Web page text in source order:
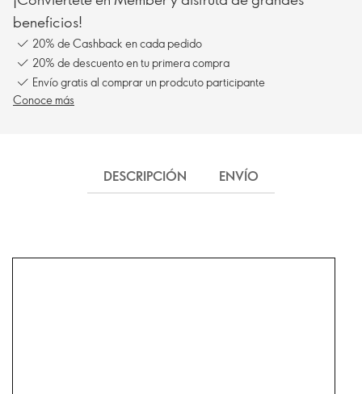
beneficios!
20% de Cashback en cada pedido
20% de descuento en tu primera compra
Envío gratis al comprar un prodcuto participante
Conoce más
DESCRIPCIÓN ENVÍO